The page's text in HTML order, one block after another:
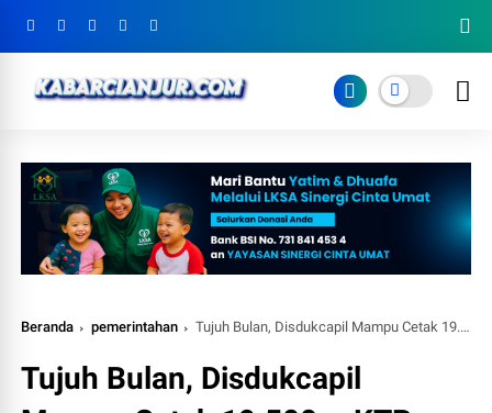
Beranda pemerintahan Tujuh Bulan, Disdukcapil Mampu Cetak 19.500 e-KTP
Tujuh Bulan, Disdukcapil